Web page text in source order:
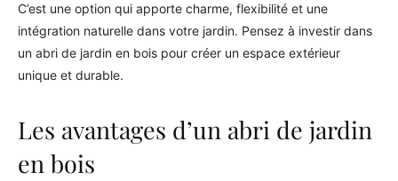
C’est une option qui apporte charme, flexibilité et une
intégration naturelle dans votre jardin. Pensez à investir dans
un abri de jardin en bois pour créer un espace extérieur
unique et durable.
Les avantages d’un abri de jardin
en bois